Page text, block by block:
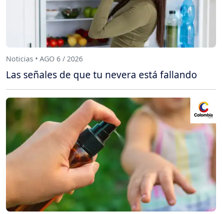
Noticias • AGO 6 / 2026
Las señales de que tu nevera está fallando